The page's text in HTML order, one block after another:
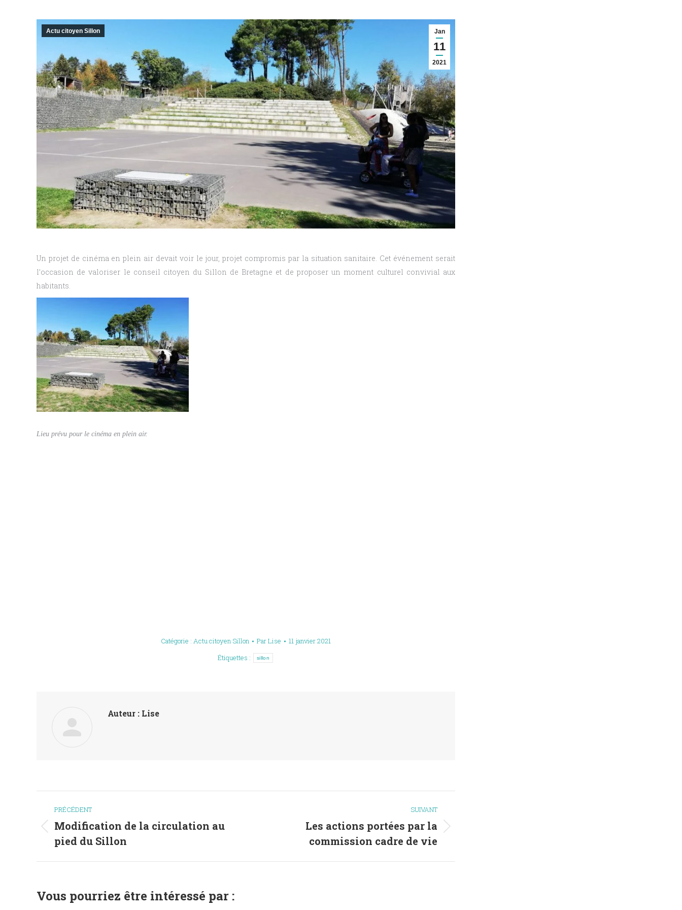
Jan
11
2021
Actu citoyen Sillon
Un projet de cinéma en plein air devait voir le jour, projet compromis par la situation sanitaire. Cet événement serait
l’occasion de valoriser le conseil citoyen du Sillon de Bretagne et de proposer un moment culturel convivial aux
habitants.
Lieu prévu pour le cinéma en plein air.
Catégorie : Actu citoyen Sillon ParLise
11 janvier 2021
Étiquettes :
sillon
Auteur : Lise
Navigation
article
PRÉCÉDENT
Article
précédent
:
Modification de la circulation au
pied du Sillon
SUIVANT
:
Les actions portées par la
commission cadre de vie
Vous pourriez être intéressé par :